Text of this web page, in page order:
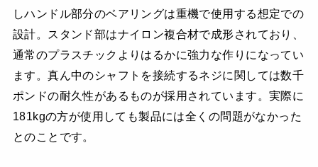
しハンドル部分のベアリングは重機で使用する想定での
設計。スタンド部はナイロン複合材で成形されており、
通常のプラスチックよりはるかに強力な作りになってい
ます。真ん中のシャフトを接続するネジに関しては数千
ポンドの耐久性があるものが採用されています。実際に
181kgの方が使用しても製品には全くの問題がなかった
とのことです。